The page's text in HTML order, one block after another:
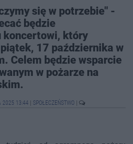
się w potrzebie" -
będzie
koncertowi, który
17 października w
Celem będzie wsparcie
w pożarze na
2025 13:44 SPOŁECZEŃSTWO